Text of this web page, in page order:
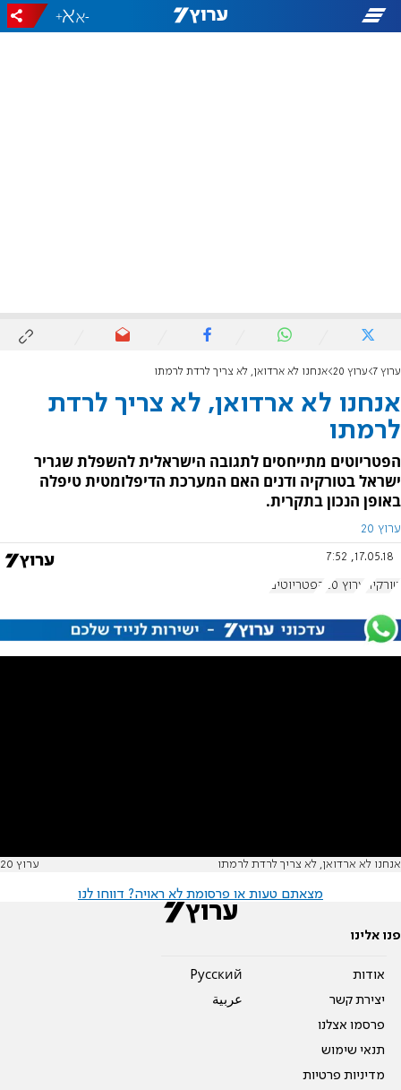
-
+
ערוץ 7 ערוץ 20 אנחנו לא ארדואן, לא צריך לרדת לרמתו
אנחנו לא ארדואן, לא צריך לרדת
לרמתו
הפטריוטים מתייחסים לתגובה הישראלית להשפלת שגריר
ישראל בטורקיה ודנים האם המערכת הדיפלומטית טיפלה
באופן הנכון בתקרית.
ערוץ 20
17.05.18, 7:52
טורקיה ערוץ 20 הפטריוטים
אנחנו לא ארדואן, לא צריך לרדת לרמתו ערוץ 20
מצאתם טעות או פרסומת לא ראויה? דווחו לנו
פנו אלינו
אודות
יצירת קשר
פרסמו אצלנו
תנאי שימוש
מדיניות פרטיות
Pусский
عربية